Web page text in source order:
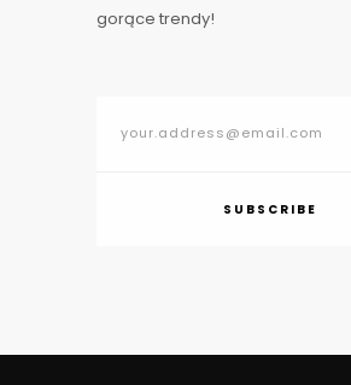
gorące trendy!
SUBSCRIBE